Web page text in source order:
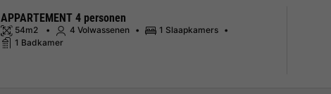
APPARTEMENT 4 personen
54m2 4 Volwassenen
1 Slaapkamers
1 Badkamer